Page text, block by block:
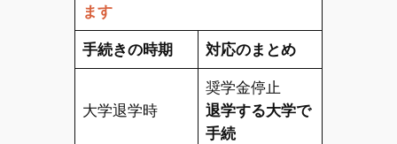
ます
手続きの時期 対応のまとめ
大学退学時
奨学金停止
退学する大学で
手続